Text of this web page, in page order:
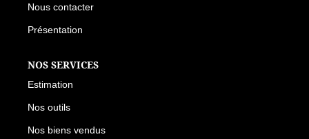
Nous contacter
Présentation
NOS SERVICES
Estimation
Nos outils
Nos biens vendus